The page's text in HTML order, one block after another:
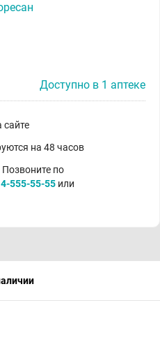
Доступно в 1 аптеке
сайте
на 48 часов
по
555-55-55 или